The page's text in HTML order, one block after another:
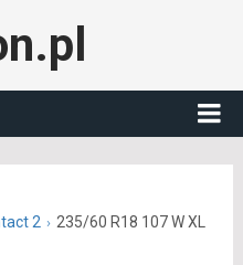
2 235/60 R18 107 W XL